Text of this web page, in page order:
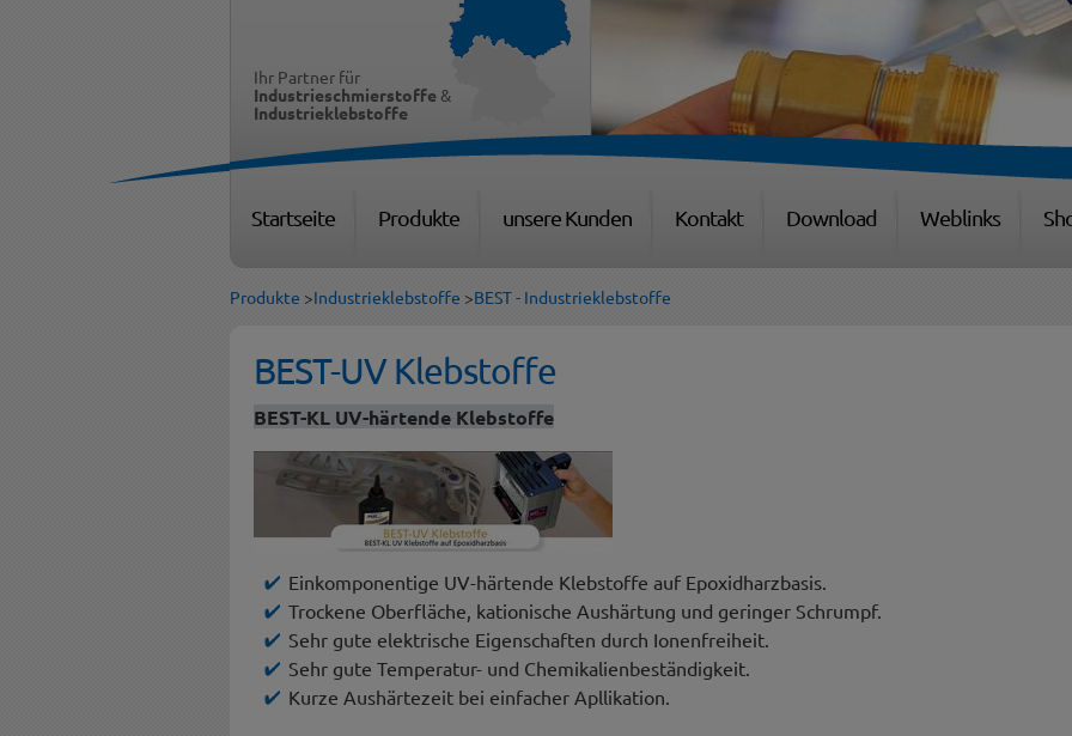
Ihr Partner für
Industrieschmierstoffe &
Industrieklebstoffe
Startseite Produkte unsere Kunden Kontakt Download Weblinks
Produkte >Industrieklebstoffe >BEST - Industrieklebstoffe
BEST-UV Klebstoffe
BEST-KL UV-härtende Klebstoffe
Einkomponentige UV-härtende Klebstoffe auf Epoxidharzbasis.
Trockene Oberfläche, kationische Aushärtung und geringer Schrumpf.
Sehr gute elektrische Eigenschaften durch Ionenfreiheit.
Sehr gute Temperatur- und Chemikalienbeständigkeit.
Kurze Aushärtezeit bei einfacher Apllikation.